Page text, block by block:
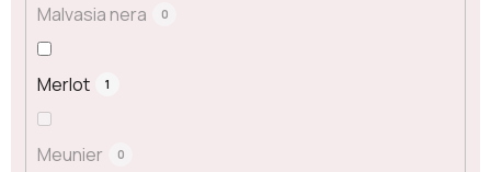
Malvasia nera 0
Merlot 1
Meunier 0